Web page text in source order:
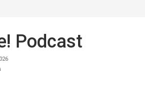
Podcast